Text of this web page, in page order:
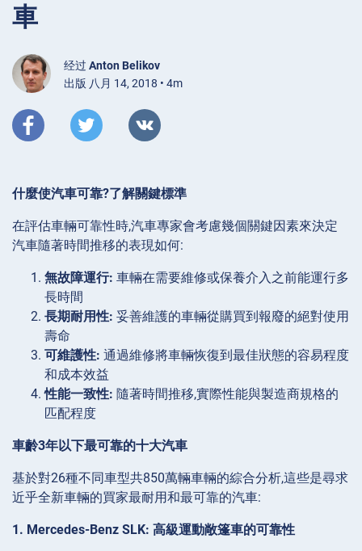
車
经过 Anton Belikov
出版 八月 14, 2018 • 4m
什麼使汽車可靠?了解關鍵標準
在評估車輛可靠性時,汽車專家會考慮幾個關鍵因素來決定
汽車隨著時間推移的表現如何:
無故障運行: 車輛在需要維修或保養介入之前能運行多
長時間
長期耐用性: 妥善維護的車輛從購買到報廢的絕對使用
壽命
可維護性: 通過維修將車輛恢復到最佳狀態的容易程度
和成本效益
性能一致性: 隨著時間推移,實際性能與製造商規格的
匹配程度
車齡3年以下最可靠的十大汽車
基於對26種不同車型共850萬輛車輛的綜合分析,這些是尋求
近乎全新車輛的買家最耐用和最可靠的汽車:
1. Mercedes-Benz SLK: 高級運動敞篷車的可靠性